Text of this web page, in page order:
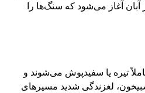
آبان آغاز می‌شود که سنگ‌ها را
تیره یا سفیدپوش می‌شوند و
لغزندگی شدید مسیرهای